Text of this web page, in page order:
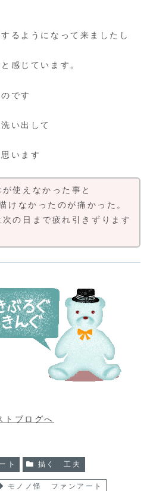
るようになって来ましたし
感じています。
です
い出して
います
使えなかった事と
なかったのが痛かった。
の日まで疲れ引きずります
ト 描く 工夫
モノノ怪 ファンアート